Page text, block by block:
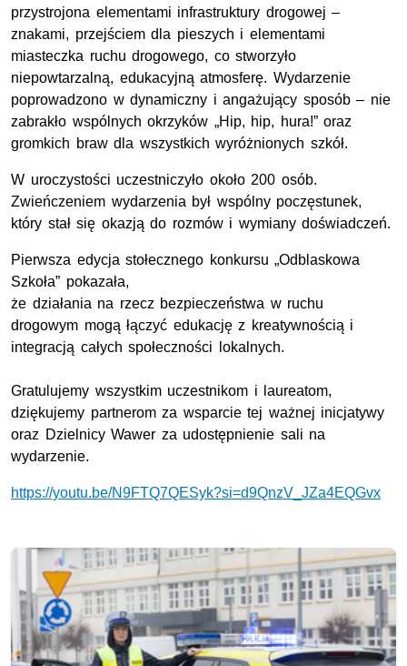
przystrojona elementami infrastruktury drogowej –
znakami, przejściem dla pieszych i elementami
miasteczka ruchu drogowego, co stworzyło
niepowtarzalną, edukacyjną atmosferę. Wydarzenie
poprowadzono w dynamiczny i angażujący sposób – nie
zabrakło wspólnych okrzyków „Hip, hip, hura!” oraz
gromkich braw dla wszystkich wyróżnionych szkół.
W uroczystości uczestniczyło około 200 osób.
Zwieńczeniem wydarzenia był wspólny poczęstunek,
który stał się okazją do rozmów i wymiany doświadczeń.
Pierwsza edycja stołecznego konkursu „Odblaskowa
Szkoła” pokazała,
że działania na rzecz bezpieczeństwa w ruchu
drogowym mogą łączyć edukację z kreatywnością i
integracją całych społeczności lokalnych.
Gratulujemy wszystkim uczestnikom i laureatom,
dziękujemy partnerom za wsparcie tej ważnej inicjatywy
oraz Dzielnicy Wawer za udostępnienie sali na
wydarzenie.
https://youtu.be/N9FTQ7QESyk?si=d9QnzV_JZa4EQGvx